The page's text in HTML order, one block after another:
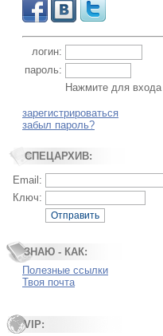
логин:
пароль:
Нажмите для входа
зарегистрироваться
забыл пароль?
СПЕЦАРХИВ:
Email:
Ключ:
Отправить
ЗНАЮ - КАК:
Полезные ссылки
Твоя почта
VIP: